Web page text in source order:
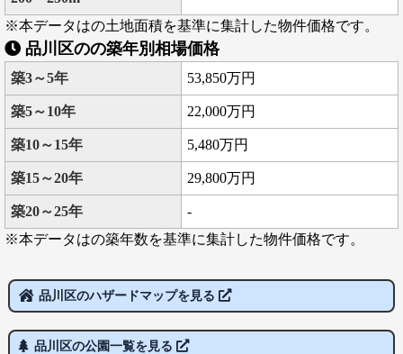
※本データはの土地面積を基準に集計した物件価格です。
品川区のの築年別相場価格
築3～5年 53,850万円
築5～10年 22,000万円
築10～15年 5,480万円
築15～20年 29,800万円
築20～25年
-
※本データはの築年数を基準に集計した物件価格です。
品川区のハザードマップを見る
品川区の公園一覧を見る